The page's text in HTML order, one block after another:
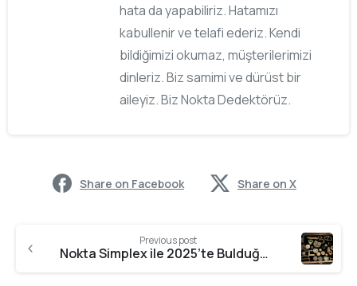
hata da yapabiliriz. Hatamızı
kabullenir ve telafi ederiz. Kendi
bildiğimizi okumaz, müşterilerimizi
dinleriz. Biz samimi ve dürüst bir
aileyiz. Biz Nokta Dedektörüz.
Share on Facebook Share on X
Previous post
Nokta Simplex ile 2025’te Bulduğum Bazı Buluntular